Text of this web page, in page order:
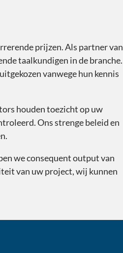
prijzen. Als partner van
taalkundigen in de branche.
vanwege hun kennis
houden toezicht op uw
Ons strenge beleid en
we consequent output van
van uw project, wij kunnen